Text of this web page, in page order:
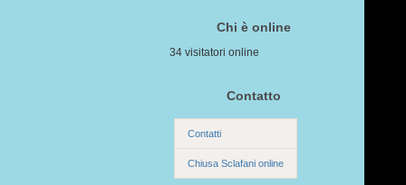
Chi è online
34 visitatori online
Contatto
Contatti
Chiusa Sclafani online